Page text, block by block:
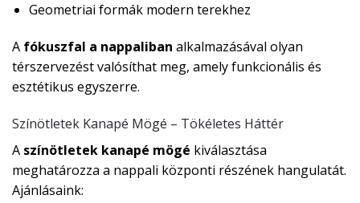
Geometriai formák modern terekhez
A fókuszfal a nappaliban alkalmazásával olyan
térszervezést valósíthat meg, amely funkcionális és
esztétikus egyszerre.
Színötletek Kanapé Mögé – Tökéletes Háttér
A színötletek kanapé mögé kiválasztása
meghatározza a nappali központi részének hangulatát.
Ajánlásaink: